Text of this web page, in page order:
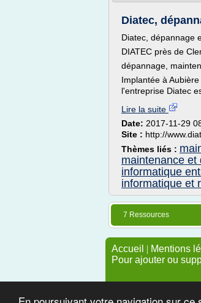
Diatec,
Diatec, dépannage
DIATEC près de
dépannage,
Implantée à
l'entreprise Diatec
Lire la suite
Date: 2017-11-29
Site : http://
Thèmes liés :
maintenance et
informatique
informatique et
7 Ressources
Accueil | Mentions
Pour ajouter ou